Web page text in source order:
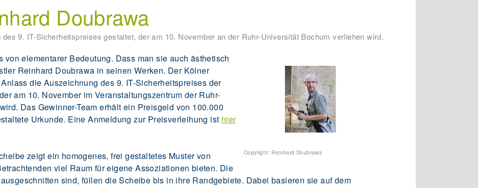
Doubrawa
9. IT-Sicherheitspreises gestaltet, der am 10. November an der Ruhr-Universität Bochum verliehen wird.
Copyright: Reinhard Doubrawa
von elementarer Bedeutung. Dass man sie auch ästhetisch
Reinhard Doubrawa in seinen Werken. Der Kölner
die Auszeichnung des 9. IT-Sicherheitspreises der
am 10. November im Veranstaltungszentrum der Ruhr-
Das Gewinner-Team erhält ein Preisgeld von 100.000
Urkunde. Eine Anmeldung zur Preisverleihung ist hier
zeigt ein homogenes, frei gestaltetes Muster von
viel Raum für eigene Assoziationen bieten. Die
sind, füllen die Scheibe bis in ihre Randgebiete. Dabei basieren sie auf dem